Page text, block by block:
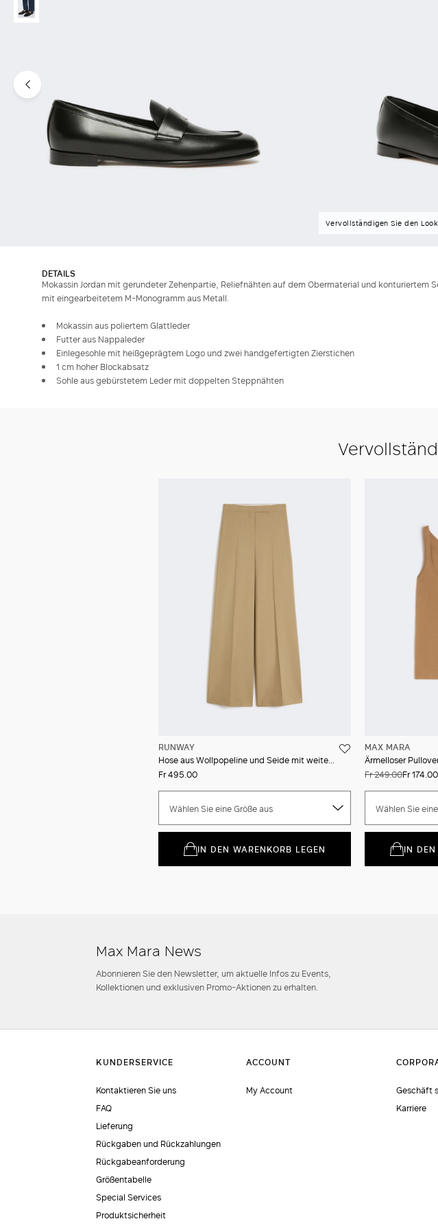
Vervollständigen Sie den Look
DETAILS
Mokassin Jordan mit gerundeter Zehenpartie, Reliefnähten auf dem Obermaterial und konturiertem
mit eingearbeitetem M-Monogramm aus Metall.
Mokassin aus poliertem Glattleder
Futter aus Nappaleder
Einlegesohle mit heißgeprägtem Logo und zwei handgefertigten Zierstichen
1 cm hoher Blockabsatz
Sohle aus gebürstetem Leder mit doppelten Steppnähten
RUNWAY
Hose aus Wollpopeline und Seide mit weitem Bein
Fr 495.00
Wählen Sie eine Größe aus
IN DEN WARENKORB LEGEN
MAX MARA
Ärmelloser
Fr 249.00Fr 174.00
Wählen Sie
IN DEN
Max Mara News
Abonnieren Sie den Newsletter, um aktuelle Infos zu Events,
Kollektionen und exklusiven Promo-Aktionen zu erhalten.
Kontaktieren Sie uns
FAQ
Lieferung
Rückgaben und Rückzahlungen
Rückgabeanforderung
Größentabelle
Special Services
Produktsicherheit
My Account
Geschäft
Karriere